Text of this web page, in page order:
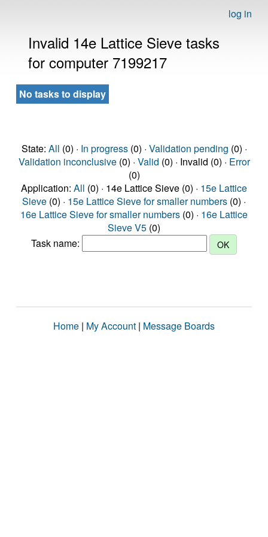
log in
Invalid 14e Lattice Sieve tasks
for computer 7199217
No tasks to display
State: All (0) · In progress(0) · Validation pending (0) ·
Validation inconclusive(0) · Valid (0) · Invalid (0) · Error
(0)
Application: All (0) · 14e Lattice Sieve (0) · 15e Lattice
Sieve (0) · 15e Lattice Sieve for smaller numbers (0) ·
16e Lattice Sieve for smaller numbers (0) · 16e Lattice
Sieve V5 (0)
Task name:
Home | My Account | Message Boards